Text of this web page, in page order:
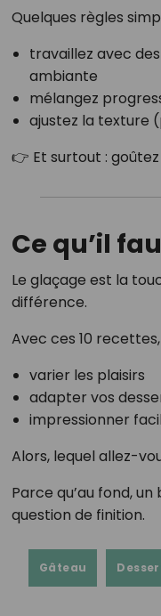
Quelques règles
travaillez avec
ambiante
mélangez
ajustez la texture
👉 Et surtout : goûtez
Ce qu’il
Le glaçage est la
différence.
Avec ces 10
varier les plaisirs
adapter vos
impressionner
Alors, lequel allez-
Parce qu’au fond, un
question de finition.
Gâteau